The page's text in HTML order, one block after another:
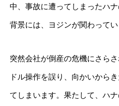
中、事故に遭ってしまったハ
背景には、ヨジンが関わってい
突然会社が倒産の危機にさら
ドル操作を誤り、向かいから
てしまいます。果たして、ハ